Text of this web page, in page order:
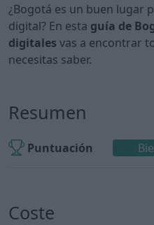
¿Bogotá es un buen lugar
digital? En esta guía de
digitales vas a encontrar
necesitas saber.
Resumen
Puntuación
Coste